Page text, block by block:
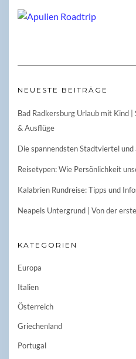
NEUESTE BEITRÄGE
Bad Radkersburg Urlaub mit Kind
& Ausflüge
Die spannendsten Stadtviertel
Reisetypen: Wie Persönlichkeit
Kalabrien Rundreise: Tipps und
Neapels Untergrund | Von der
KATEGORIEN
Europa
Italien
Österreich
Griechenland
Portugal